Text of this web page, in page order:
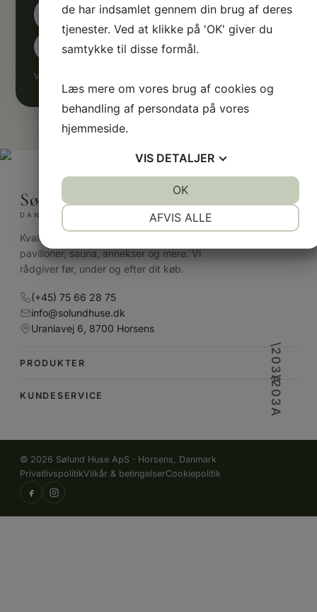
Vi sender med omtanke — og kun det, der er værd at læse.
Sølund Huse
DANSK FAMILIEEJET
Kvalitetstræhuse til haven — havehuse,
pavilloner, sauna, annekser og mere. Vi
rådgiver før, under og efter dit køb.
(+45) 75 66 28 75
info@solundhuse.dk
Uraniavej 6, 8700 Horsens
PRODUKTER
KUNDESERVICE
© 2026 Sølund Huse ApS · Horsens, Danmark
PrivatlivspolitikVilkår & betingelserCookiepolitik
de har indsamlet gennem din brug af deres
tjenester. Ved at klikke på 'OK' giver du
samtykke til disse formål.
Læs mere om vores brug af cookies og
behandling af persondata på vores
hjemmeside.
VIS DETALJER
MARKETING
AFVIS ALLE
OK